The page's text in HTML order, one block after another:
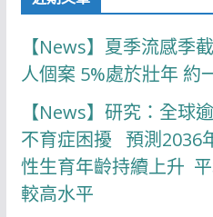
【News】夏季流感季
人個案 5%處於壯年 約
【News】研究：全球
不育症困擾 預測2036
性生育年齡持續上升
較高水平